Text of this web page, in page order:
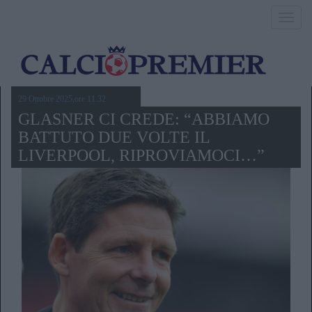
29 Ottobre 2025,ore 11.32
GLASNER CI CREDE: “ABBIAMO
BATTUTO DUE VOLTE IL
LIVERPOOL, RIPROVIAMOCI…”